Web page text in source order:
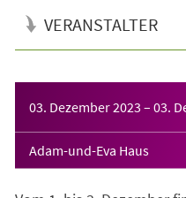
VERANSTALTER
03. Dezember 2023 – 03.
Adam-und-Eva Haus